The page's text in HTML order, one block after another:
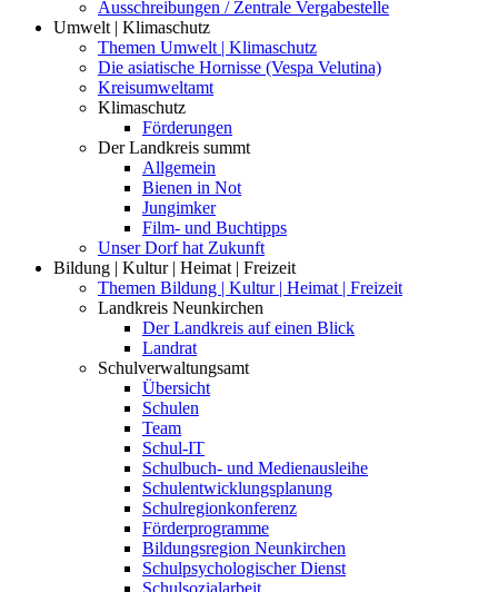
Ausschreibungen / Zentrale Vergabestelle
Umwelt | Klimaschutz
Themen Umwelt | Klimaschutz
Die asiatische Hornisse (Vespa Velutina)
Kreisumweltamt
Klimaschutz
Förderungen
Der Landkreis summt
Allgemein
Bienen in Not
Jungimker
Film- und Buchtipps
Unser Dorf hat Zukunft
Bildung | Kultur | Heimat | Freizeit
Themen Bildung | Kultur | Heimat | Freizeit
Landkreis Neunkirchen
Der Landkreis auf einen Blick
Landrat
Schulverwaltungsamt
Übersicht
Schulen
Team
Schul-IT
Schulbuch- und Medienausleihe
Schulentwicklungsplanung
Schulregionkonferenz
Förderprogramme
Bildungsregion Neunkirchen
Schulpsychologischer Dienst
Schulsozialarbeit